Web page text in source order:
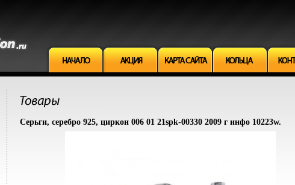
Серьги, серебро 925, циркон 006 01 21spk-00330 2009 г инфо 10223w.